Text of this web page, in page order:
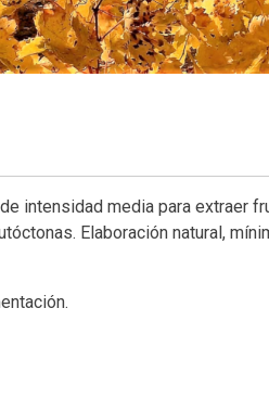
intensidad media para extraer
Elaboración natural,